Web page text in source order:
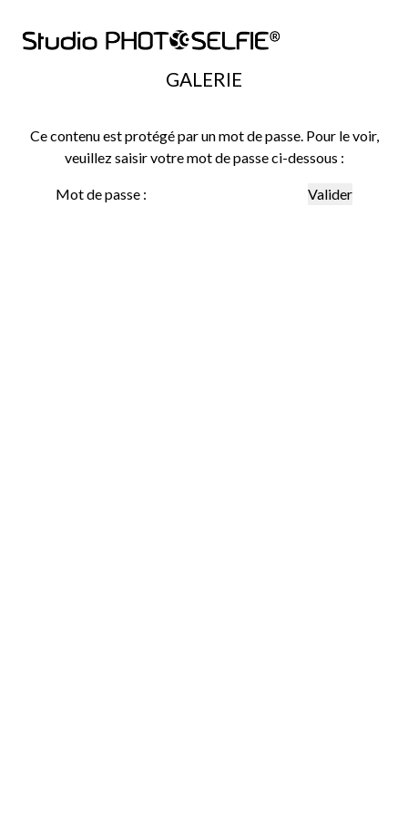
GALERIE
Ce contenu est protégé par un mot de passe. Pour le voir,
veuillez saisir votre mot de passe ci-dessous :
Mot de passe :